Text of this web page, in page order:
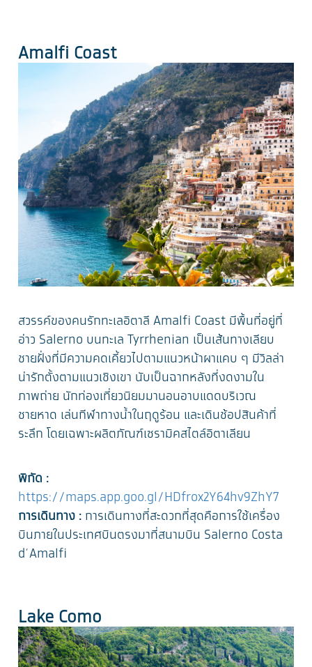
Amalfi Coast
สวรรค์ของคนรักทะเลอิตาลี Amalfi Coast มีพื้นที่อยู่ที่
อ่าว Salerno บนทะเล Tyrrhenian เป็นเส้นทางเลียบ
ชายฝั่งที่มีความคดเคี้ยวไปตามแนวหน้าผาแคบ ๆ มีวิลล่า
น่ารักตั้งตามแนวเชิงเขา นับเป็นฉากหลังที่งดงามใน
ภาพถ่าย นักท่องเที่ยวนิยมมานอนอาบแดดบริเวณ
ชายหาด เล่นกีฬาทางน้ำในฤดูร้อน และเดินช้อปสินค้าที่
ระลึก โดยเฉพาะผลิตภัณฑ์เซรามิคสไตล์อิตาเลียน
พิกัด :
https://maps.app.goo.gl/HDfrox2Y64hv9ZhY7
การเดินทาง : การเดินทางที่สะดวกที่สุดคือการใช้เครื่อง
บินภายในประเทศบินตรงมาที่สนามบิน Salerno Costa
d’Amalfi
Lake Como